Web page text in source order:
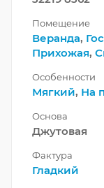
Помещение
Веранда,
Прихожая,
Особенности
Мягкий, На
Основа
Джутовая
Фактура
Гладкий